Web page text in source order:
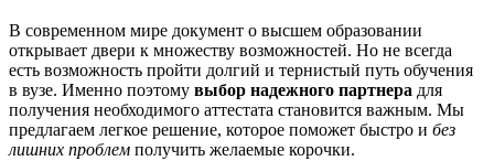
В современном мире документ о высшем образовании
открывает двери к множеству возможностей. Но не всегда
есть возможность пройти долгий и тернистый путь обучения
в вузе. Именно поэтому выбор надежного партнера для
получения необходимого аттестата становится важным. Мы
предлагаем легкое решение, которое поможет быстро и без
лишних проблем получить желаемые корочки.